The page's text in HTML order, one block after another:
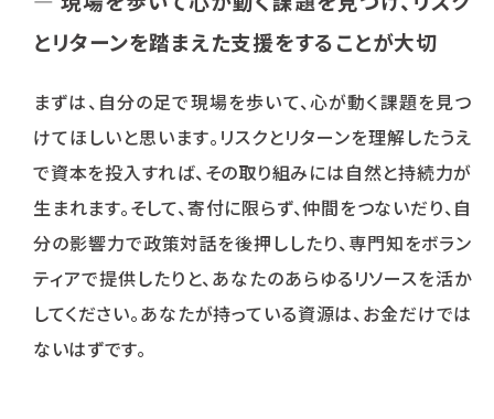
とリターンを踏まえた支援をすることが大切
まずは、自分の足で現場を歩いて、心が動く課題を見つ
けてほしいと思います。リスクとリターンを理解したうえ
で資本を投入すれば、その取り組みには自然と持続力が
生まれます。そして、寄付に限らず、仲間をつないだり、自
分の影響力で政策対話を後押ししたり、専門知をボラン
ティアで提供したりと、あなたのあらゆるリソースを活か
してください。あなたが持っている資源は、お金だけでは
ないはずです。